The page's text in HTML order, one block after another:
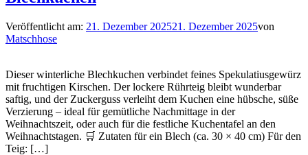
Veröffentlicht am: 21. Dezember 202521. Dezember 2025von
Matschhose
Dieser winterliche Blechkuchen verbindet feines Spekulatiusgewürz
mit fruchtigen Kirschen. Der lockere Rührteig bleibt wunderbar
saftig, und der Zuckerguss verleiht dem Kuchen eine hübsche, süße
Verzierung – ideal für gemütliche Nachmittage in der
Weihnachtszeit, oder auch für die festliche Kuchentafel an den
Weihnachtstagen. 🛒 Zutaten für ein Blech (ca. 30 × 40 cm) Für den
Teig: […]